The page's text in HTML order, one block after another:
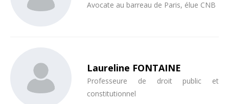
Avocate au barreau de Paris, élue CNB
Laureline FONTAINE
Professeure de droit public et
constitutionnel